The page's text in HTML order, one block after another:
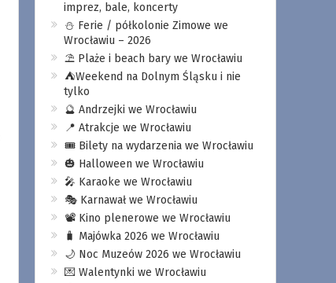
imprez, bale, koncerty
⛄️ Ferie / półkolonie Zimowe we
Wrocławiu – 2026
⛱️ Plaże i beach bary we Wrocławiu
⛺️Weekend na Dolnym Śląsku i nie
tylko
🔮 Andrzejki we Wrocławiu
📍 Atrakcje we Wrocławiu
🎟️ Bilety na wydarzenia we Wrocławiu
🎃 Halloween we Wrocławiu
🎤 Karaoke we Wrocławiu
🎭 Karnawał we Wrocławiu
📽️ Kino plenerowe we Wrocławiu
🧳 Majówka 2026 we Wrocławiu
🌙 Noc Muzeów 2026 we Wrocławiu
💌 Walentynki we Wrocławiu